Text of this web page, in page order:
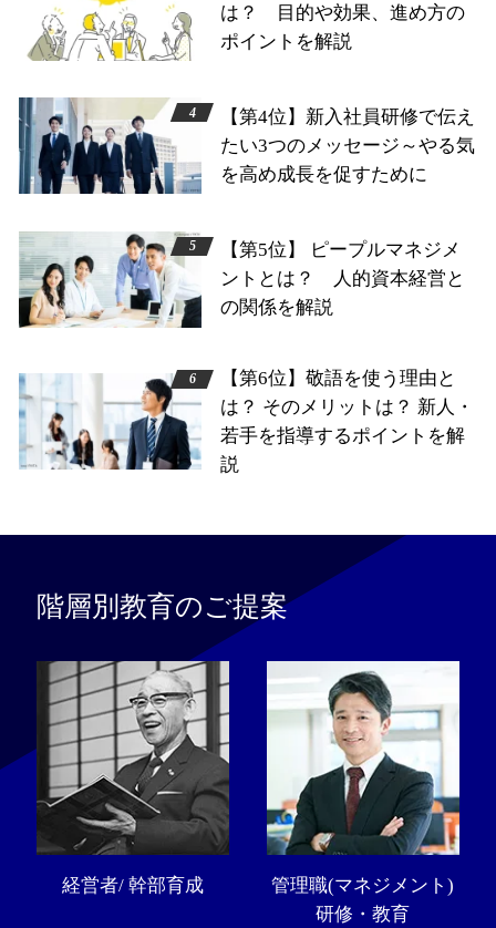
は？ 目的や効果、進め方の
ポイントを解説
【第4位】新入社員研修で伝え
たい3つのメッセージ～やる気
を高め成長を促すために
【第5位】 ピープルマネジメ
ントとは？ 人的資本経営と
の関係を解説
【第6位】敬語を使う理由と
は？ そのメリットは？ 新人・
若手を指導するポイントを解
説
階層別教育のご提案
経営者/ 幹部育成
管理職(マネジメント)
研修・教育